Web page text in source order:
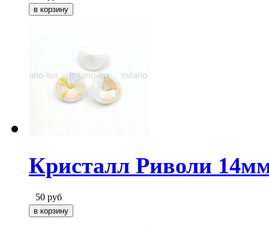
Кристалл Риволи
50 руб